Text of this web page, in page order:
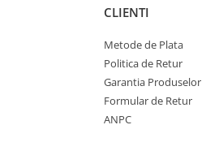
CLIENTI
Metode de Plata
Politica de Retur
Garantia Produselor
Formular de Retur
ANPC